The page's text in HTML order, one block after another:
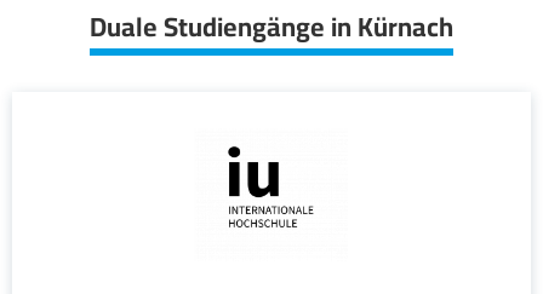
Duale Studiengänge in Kürnach